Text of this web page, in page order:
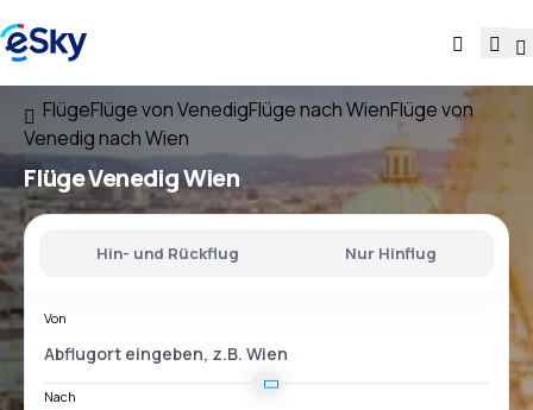
FlügeFlüge von VenedigFlüge nach WienFlüge von
Venedig nach Wien
FlügeVenedig Wien
Hin- und Rückflug Nur Hinflug
Von
Nach